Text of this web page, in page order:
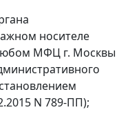
носителе
МФЦ г. Москвы
N 789-ПП);